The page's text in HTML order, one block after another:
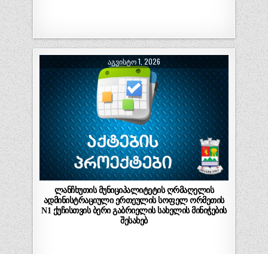
ᲐᲒᲕᲘᲡᲢᲝ 1, 2026
ლანჩხუთის მუნიციპალიტეტის ღრმაღელის
ადმინისტრაციული ერთეულის სოფელ ორმეთის
N1 ქუჩისთვის ბერი გაბრიელის სახელის მინიჭების
შესახებ